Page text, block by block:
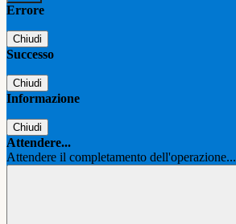
Errore
Chiudi
Successo
Chiudi
Informazione
Chiudi
Attendere...
Attendere il completamento dell'operazione...